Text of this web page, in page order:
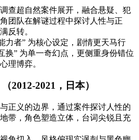
调查超自然案件展开，融合悬疑、犯
团队在解谜过程中探讨人性与正
反转。
力者” 为核心设定，剧情更天马行
换” 为单一奇幻点，更侧重身份错位
理博弈。
2012-2021，日本）
与正义的边界，通过案件探讨人性的
带，角色塑造立体，台词尖锐且充